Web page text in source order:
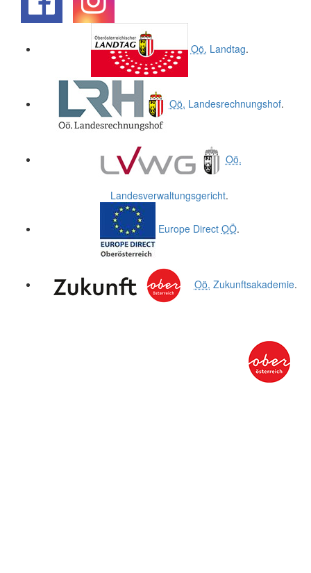
Oö. Landtag.
Oö. Landesrechnungshof.
Oö.
Landesverwaltungsgericht.
Europe Direct OÖ.
Oö. Zukunftsakademie.